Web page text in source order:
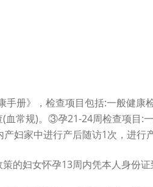
册》，检查项目包括:一般健
血常规)。③孕21-24周检查项目
妇家中进行产后随访1次，进
的妇女怀孕13周内凭本人身份证